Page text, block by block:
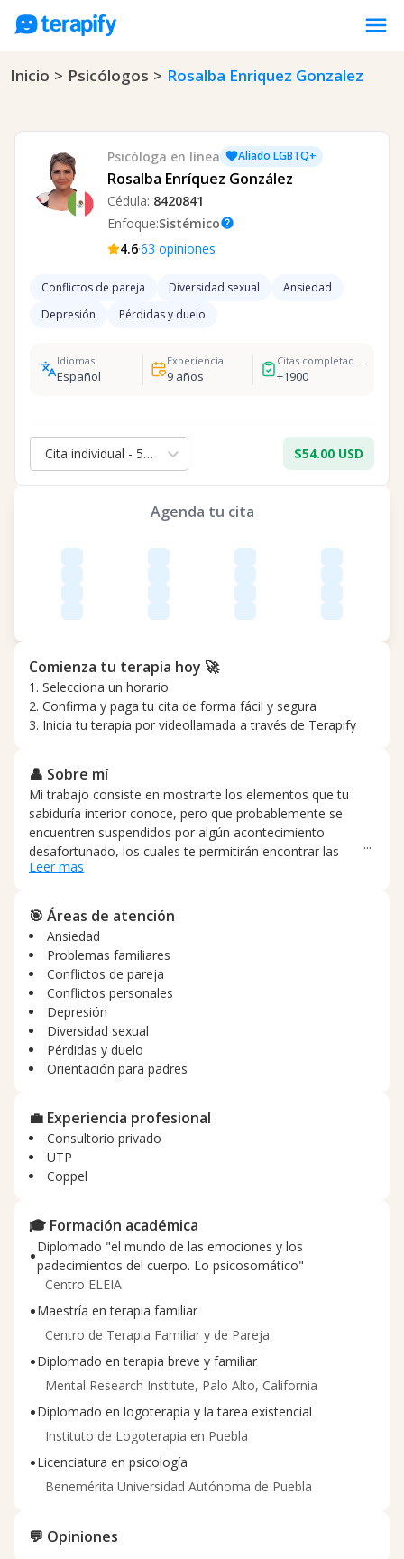
menu
Psicólogos en línea
Opiniones
Empresas
Preguntas frecuentes
Inicio > Psicólogos > Rosalba Enriquez Gonzalez
Psicóloga en línea Aliado LGBTQ+
Rosalba Enríquez González
Cédula: 8420841
Enfoque:Sistémicohelp
4.6·63 opiniones
Conflictos de pareja Diversidad sexual
Ansiedad
Depresión
Pérdidas y duelo
Idiomas
Español
Experiencia
9 años +1900
Cita individual - 50 min. $54.00 USD
Agenda tu cita
Comienza tu terapia hoy 🚀
1. Selecciona un horario
2. Confirma y paga tu cita de forma fácil y segura
3. Inicia tu terapia por videollamada a través de Terapify
👤 Sobre mí
Mi trabajo consiste en mostrarte los elementos que tu
sabiduría interior conoce, pero que probablemente se
encuentren suspendidos por algún acontecimiento
desafortunado, los cuales te permitirán encontrar las
respuestas idóneas a la resolución del conflicto. Utilizo un
cosmovisión; por ejemplo: el enfoque sistémico, que
sostiene que son las relaciones disfuncionales del sistema
las que provocan la conducta inadecuada; o la
Logoterapia, que nos focaliza en el sentido de vida; y otros
más, es decir: “El traje a la medida del paciente".
Leer mas
🎯 Áreas de atención
Ansiedad
Problemas familiares
Conflictos de pareja
Conflictos personales
Depresión
Diversidad sexual
Pérdidas y duelo
Orientación para padres
💼 Experiencia profesional
Consultorio privado
UTP
Coppel
🎓 Formación académica
•Diplomado "el mundo de las emociones y los
padecimientos del cuerpo. Lo psicosomático"
Centro ELEIA
•Maestría en terapia familiar
Centro de Terapia Familiar y de Pareja
•Diplomado en terapia breve y familiar
Mental Research Institute, Palo Alto, California
•Diplomado en logoterapia y la tarea existencial
Instituto de Logoterapia en Puebla
•Licenciatura en psicología
Benemérita Universidad Autónoma de Puebla
💬 Opiniones